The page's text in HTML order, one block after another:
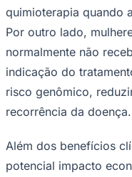
quimioterapia quando
Por outro lado,
normalmente não
indicação do
risco genômico,
recorrência da doença.
Além dos benefícios
potencial impacto